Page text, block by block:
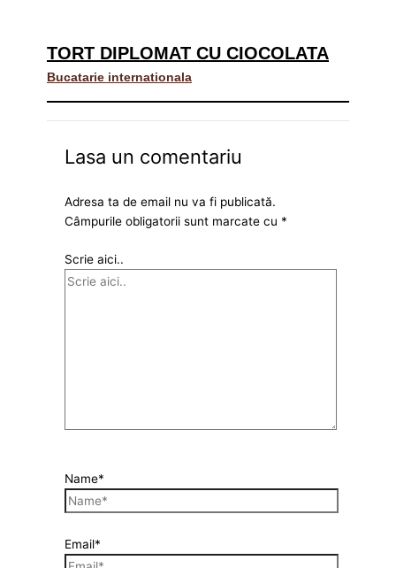
TORT DIPLOMAT CU CIOCOLATA
Bucatarie internationala
Lasa un comentariu
Adresa ta de email nu va fi publicată.
Câmpurile obligatorii sunt marcate cu *
Scrie aici..
Name*
Email*